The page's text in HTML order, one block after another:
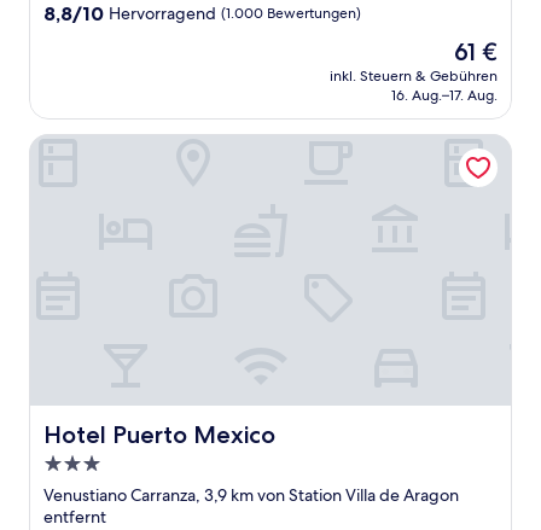
Unterkunft
8.8
Bewertungen)
8,8/10 Hervorragend (1.000 Bewertungen)
Der
Preis
beträgt
61 €
inkl. Steuern & Gebühren
16. Aug.–17. Aug.
Hotel Puerto Mexico
Hotel Puerto Mexico
3.0-
Sterne-
Unterkunft
Venustiano Carranza, 3,9 km von Station Villa de Aragon
entfernt
Hotel Puerto Mexico